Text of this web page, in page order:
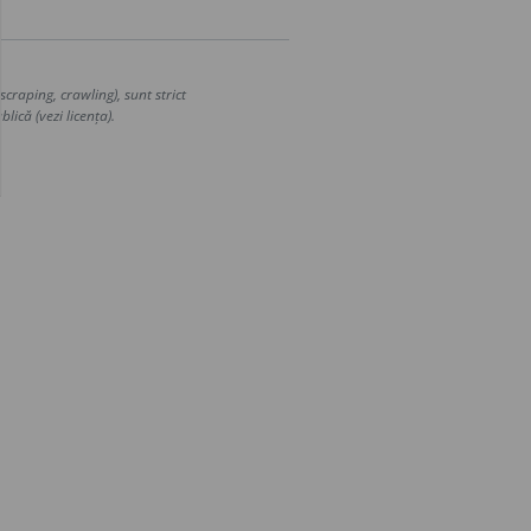
crawling), sunt strict
(vezi licența).